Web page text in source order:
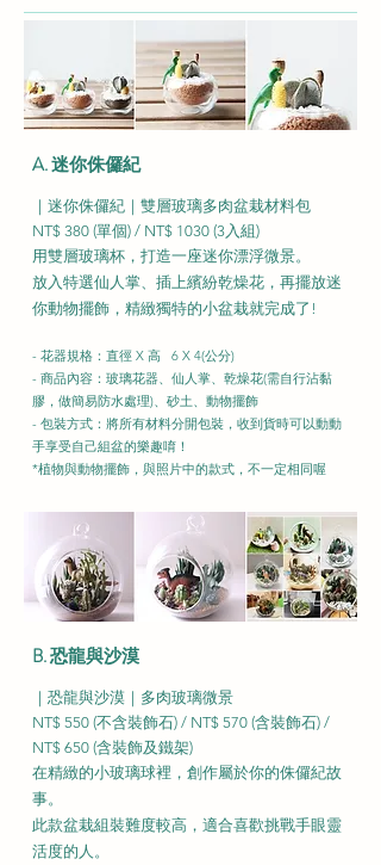
A. 迷你侏儸紀
｜迷你侏儸紀｜雙層玻璃多肉盆栽材料包
NT$ 380 (單個) / NT$ 1030 (3入組)
用雙層玻璃杯，打造一座迷你漂浮微景。
放入特選仙人掌、插上繽紛乾燥花，再擺放迷
你動物擺飾，精緻獨特的小盆栽就完成了!
- 花器規格：直徑 X 高 6 X 4(公分)
- 商品內容：玻璃花器、仙人掌、乾燥花(需自行沾黏
膠，做簡易防水處理)、砂土、動物擺飾
- 包裝方式： 將所有材料分開包裝，收到貨時可以動動
手享受自己組盆的樂趣唷！
*植物與動物擺飾，與照片中的款式，不一定相同喔
B. 恐龍與沙漠
｜恐龍與沙漠｜多肉玻璃微景
NT$ 550 (不含裝飾石) / NT$ 570 (含裝飾石) /
NT$ 650 (含裝飾及鐵架)
在精緻的小玻璃球裡，創作屬於你的侏儸紀故
事。
此款盆栽組裝難度較高，適合喜歡挑戰手眼靈
活度的人。